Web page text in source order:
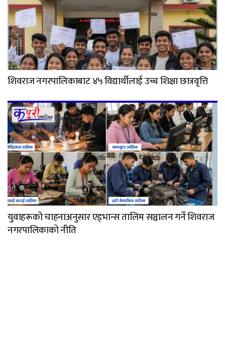
शिवराज नगरपालिकाबाट ४५ विद्यार्थीलाई उच्च शिक्षा छात्रवृत्ति
युवाहरूको चाहनाअनुसार एड्भान्स तालिम सञ्चालन गर्ने शिवराज
नगरपालिकाको नीति